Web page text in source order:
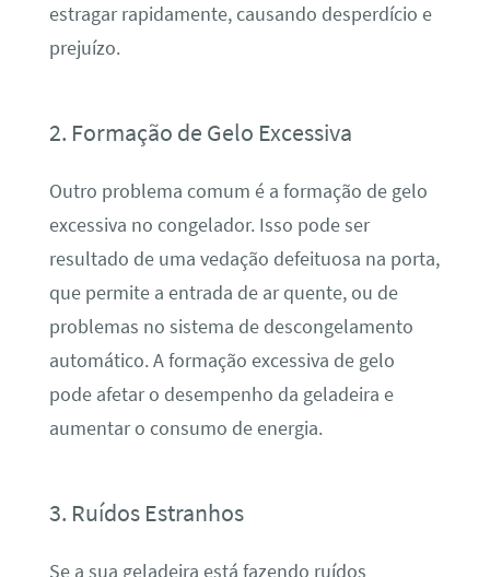
estragar rapidamente, causando desperdício e
prejuízo.
2. Formação de Gelo Excessiva
Outro problema comum é a formação de gelo
excessiva no congelador. Isso pode ser
resultado de uma vedação defeituosa na porta,
que permite a entrada de ar quente, ou de
problemas no sistema de descongelamento
automático. A formação excessiva de gelo
pode afetar o desempenho da geladeira e
aumentar o consumo de energia.
3. Ruídos Estranhos
Se a sua geladeira está fazendo ruídos